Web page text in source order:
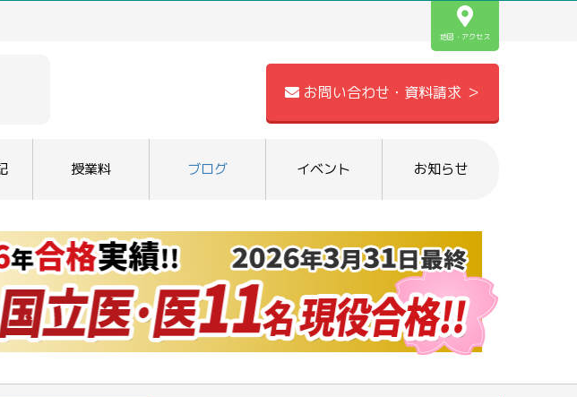
地図・アクセス
お問い合わせ・資料請求 ＞
授業料 ブログ イベント お知らせ